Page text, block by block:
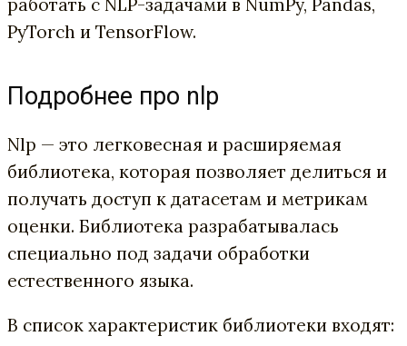
PyTorch и TensorFlow.
Подробнее про nlp
Nlp — это легковесная и расширяемая
библиотека, которая позволяет делиться и
получать доступ к датасетам и метрикам
оценки. Библиотека разрабатывалась
специально под задачи обработки
естественного языка.
В список характеристик библиотеки входят: